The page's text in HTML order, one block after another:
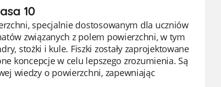
10
specjalnie dostosowanym dla uczniów
związanych z polem powierzchni, w tym
stożki i kule. Fiszki zostały zaprojektowane
koncepcje w celu lepszego zrozumienia. Są
wiedzy o powierzchni, zapewniając